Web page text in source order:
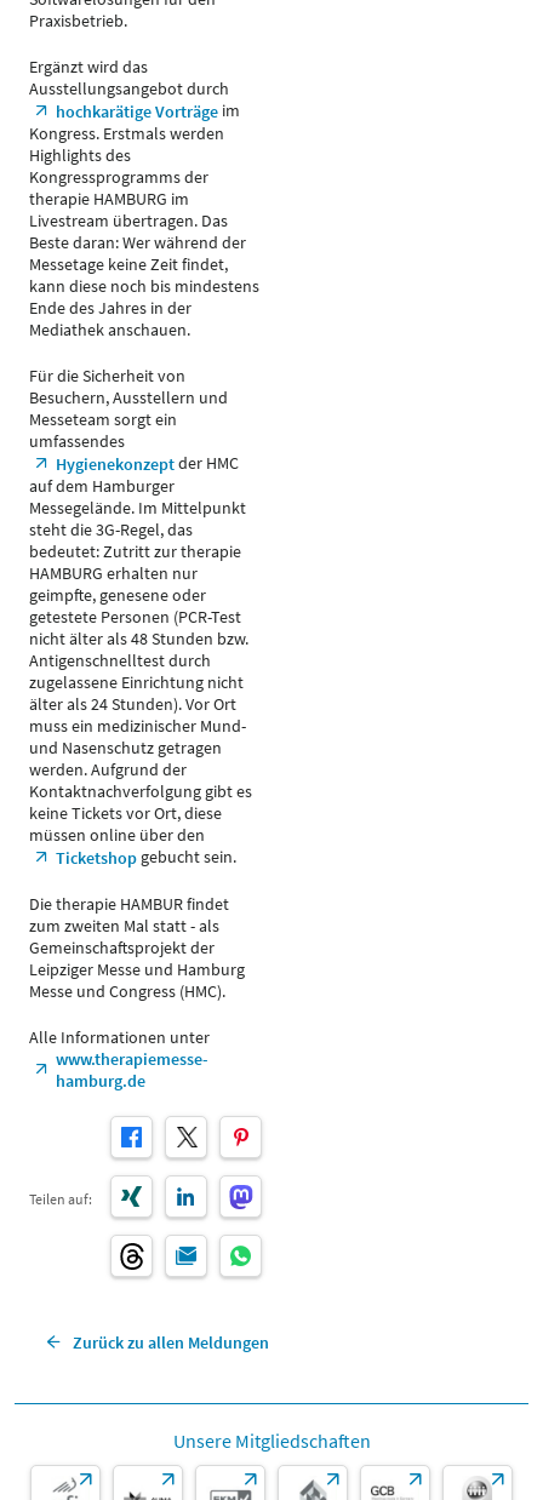
Praxisbetrieb.
Ergänzt wird das
Ausstellungsangebot durch
hochkarätige Vorträgeim
Kongress. Erstmals werden
Highlights des
Kongressprogramms der
therapie HAMBURG im
Livestream übertragen. Das
Beste daran: Wer während der
Messetage keine Zeit findet,
kann diese noch bis mindestens
Ende des Jahres in der
Mediathek anschauen.
Für die Sicherheit von
Besuchern, Ausstellern und
Messeteam sorgt ein
umfassendes
Hygienekonzeptder HMC
auf dem Hamburger
Messegelände. Im Mittelpunkt
steht die 3G-Regel, das
bedeutet: Zutritt zur therapie
HAMBURG erhalten nur
geimpfte, genesene oder
getestete Personen (PCR-Test
nicht älter als 48 Stunden bzw.
Antigenschnelltest durch
zugelassene Einrichtung nicht
älter als 24 Stunden). Vor Ort
muss ein medizinischer Mund-
und Nasenschutz getragen
werden. Aufgrund der
Kontaktnachverfolgung gibt es
keine Tickets vor Ort, diese
müssen online über den
Ticketshopgebucht sein.
Die therapie HAMBUR findet
zum zweiten Mal statt - als
Gemeinschaftsprojekt der
Leipziger Messe und Hamburg
Messe und Congress (HMC).
Alle Informationen unter
www.therapiemesse-
hamburg.de
Teilen auf:
Zurück zu allen Meldungen
Unsere Mitgliedschaften